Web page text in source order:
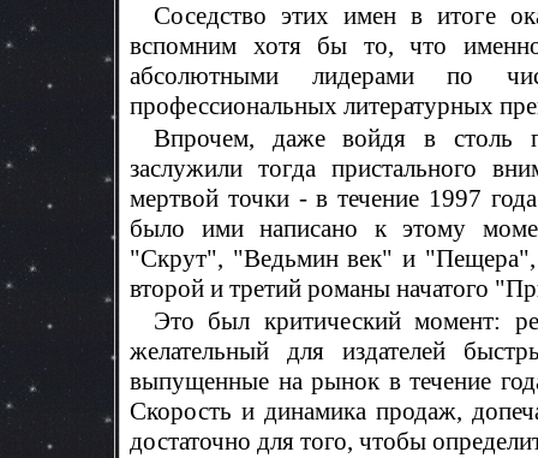
Соседство этих имен в итоге
вспомним хотя бы то, что
абсолютными лидерами по
профессиональных литературных
Впрочем, даже войдя в столь
заслужили тогда пристального
мертвой точки - в течение 1997
было ими написано к этому
"Скрут", "Ведьмин век" и
второй и третий романы начатого
Это был критический момент:
желательный для издателей
выпущенные на рынок в течение
Скорость и динамика продаж,
достаточно для того, чтобы